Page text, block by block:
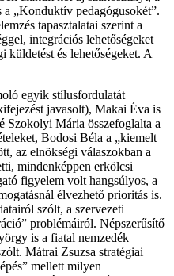
„Konduktív pedagógusokét”.
tapasztalatai szerint a
integrációs lehetőségeket
küldetést és lehetőségeket. A
egyik stílusfordulatát
javasolt), Makai Éva is
Szokolyi Mária összefoglalta a
Bodosi Béla a „kiemelt
az elnökségi válaszokban a
mindenképpen erkölcsi
figyelem volt hangsúlyos, a
élvezhető prioritás is.
szólt, a szervezeti
problémáiról. Népszerűsítő
is a fiatal nemzedék
Mátrai Zsuzsa stratégiai
mellett milyen